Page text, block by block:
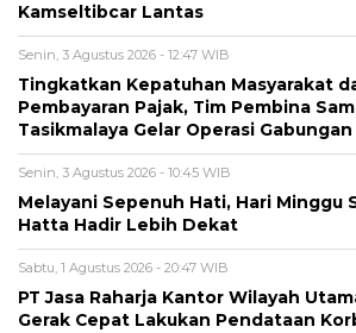
Kamseltibcar Lantas
Senin, 3 Agustus 2026 - 12:47 WIB
Tingkatkan Kepatuhan Masyarakat
Pembayaran Pajak, Tim Pembina
Tasikmalaya Gelar Operasi
Senin, 3 Agustus 2026 - 10:45 WIB
Melayani Sepenuh Hati, Hari Minggu
Hatta Hadir Lebih Dekat
Sabtu, 1 Agustus 2026 - 20:47 WIB
PT Jasa Raharja Kantor Wilayah
Gerak Cepat Lakukan Pendataan